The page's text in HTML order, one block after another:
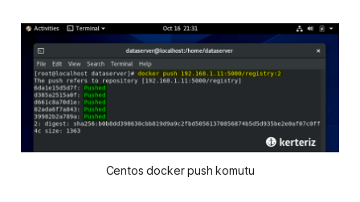
Centos docker push komutu